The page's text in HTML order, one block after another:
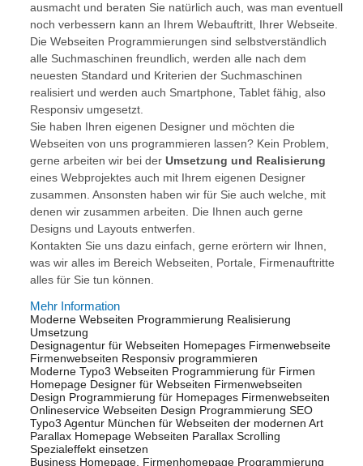
ausmacht und beraten Sie natürlich auch, was man eventuell
noch verbessern kann an Ihrem Webauftritt, Ihrer Webseite.
Die Webseiten Programmierungen sind selbstverständlich
alle Suchmaschinen freundlich, werden alle nach dem
neuesten Standard und Kriterien der Suchmaschinen
realisiert und werden auch Smartphone, Tablet fähig, also
Responsiv umgesetzt.
Sie haben Ihren eigenen Designer und möchten die
Webseiten von uns programmieren lassen? Kein Problem,
gerne arbeiten wir bei der Umsetzung und Realisierung
eines Webprojektes auch mit Ihrem eigenen Designer
zusammen. Ansonsten haben wir für Sie auch welche, mit
denen wir zusammen arbeiten. Die Ihnen auch gerne
Designs und Layouts entwerfen.
Kontakten Sie uns dazu einfach, gerne erörtern wir Ihnen,
was wir alles im Bereich Webseiten, Portale, Firmenauftritte
alles für Sie tun können.
Mehr Information
Moderne Webseiten Programmierung Realisierung
Umsetzung
Designagentur für Webseiten Homepages Firmenwebseite
Firmenwebseiten Responsiv programmieren
Moderne Typo3 Webseiten Programmierung für Firmen
Homepage Designer für Webseiten Firmenwebseiten
Design Programmierung für Homepages Firmenwebseiten
Onlineservice Webseiten Design Programmierung SEO
Typo3 Agentur München für Webseiten der modernen Art
Parallax Homepage Webseiten Parallax Scrolling
Spezialeffekt einsetzen
Business Homepage, Firmenhomepage Programmierung